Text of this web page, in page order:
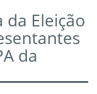
Eleição
da